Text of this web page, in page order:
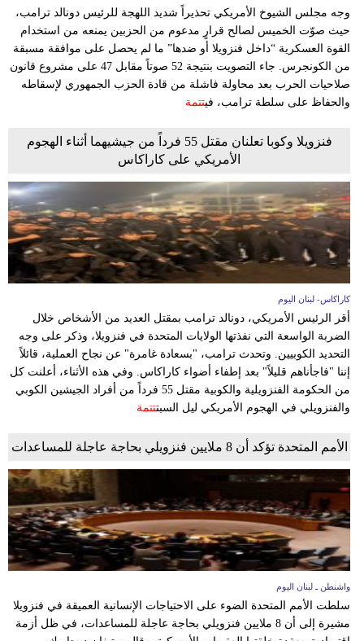
وجه مجلس الشيوخ الأمريكي تحذيراً شديد اللهجة للرئيس دونالد ترامب،
حيث صوّت الخميس لصالح قرارٍ مدعوم من الحزبين يمنعه من استخدام
القوة العسكرية “داخل فنزويلا أو ضدها” ما لم يحصل على موافقة مسبقة
من الكونجرس. جاء التصويت بنتيجة 52 صوتاً مقابل 47 على مشروع قانون
صلاحيات الحرب بعد محاولة فاشلة من قادة الحزب الجمهوري لإسقاطه
والحفاظ على سلطة ترامب، فيتتمة
فنزويلا وكوبا تعلنان مقتل 55 فرداً من جيشيهما أثناء الهجوم
الأمريكي على كاراكاس
كاراكاس- لبنان اليوم
أقر الرئيس الأمريكي، دونالد ترامب بمقتل العديد من الأشخاص خلال
الضربة الواسعة التي نفذتها الولايات المتحدة في فنزويلا، وذكر على وجه
التحديد الكوبيين. وتحدث ترامب، "بسعادة غامرة" عن نجاح العملية، قائلاً
إننا "فاجأناهم قليلاً" بعد إطفاء أضواء كاراكاس. وفي هذه الأثناء، أعلنت كل
من الحكومة الفنزويلية والكوبية مقتل 55 فرداً من أفراد الجيشين الكوبي
والفنزويلي في الهجوم الأمريكي ليل السبتتتمة
الأمم المتحدة تؤكد أن 8 ملايين فنزويلي بحاجة عاجلة للمساعدات
واشنطن ـ لبنان اليوم
سلطت الأمم المتحدة الضوء على الاحتياجات الإنسانية العميقة في فنزويلا
مشيرة إلى أن 8 ملايين فنزويلي بحاجة عاجلة للمساعدات، في ظل أزمة